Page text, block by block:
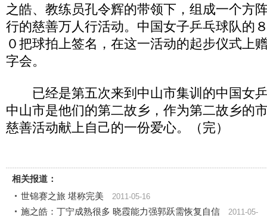
之皓、教练员孔令辉的带领下，组成一个方
行的慈善万人行活动。中国女子乒乓球队的
０把球拍上签名，在这一活动的起步仪式上
字会。
已经是第五次来到中山市集训的中国女
中山市是他们的第二故乡，作为第二故乡的
慈善活动献上自己的一份爱心。（完）
相关报道：
世锦赛之旅 堪称完美
2011-05-16
施之皓：丁宁成熟很多 晓霞能力强郭跃需恢复自信 2011-05-